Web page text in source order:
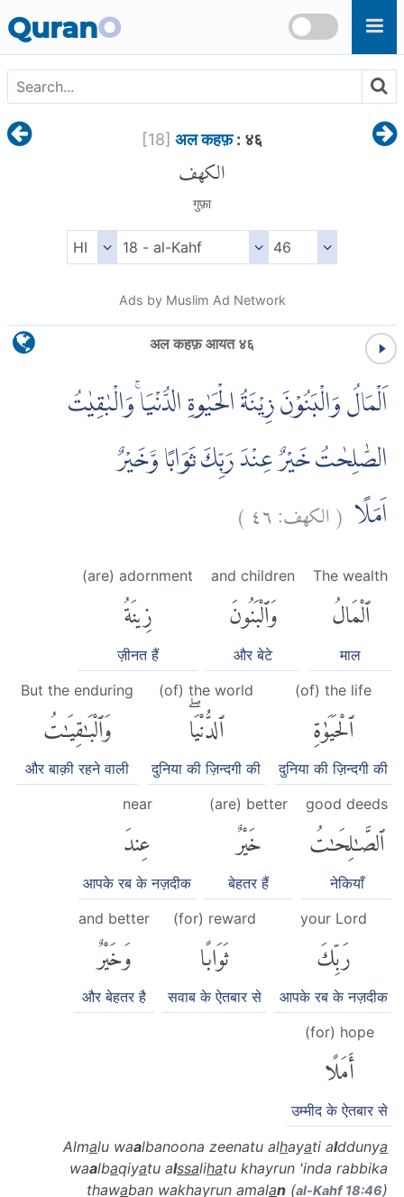
QuranO
[18] अल कहफ़: ४६
الكهف
गुफ़ा
Ads by Muslim Ad Network
अल कहफ़ आयत ४६
اَلْمَالُ وَالْبَنُوْنَ زِيْنَةُ الْحَيٰوةِ الدُّنْيَاۚ وَالْبٰقِيٰتُ
الصّٰلِحٰتُ خَيْرٌ عِنْدَ رَبِّكَ ثَوَابًا وَّخَيْرٌ
اَمَلًا (الكهف:٤٦)
The wealth
ٱلْمَالُ
माल
and children
وَٱلْبَنُونَ
और बेटे
(are) adornment
زِينَةُ
ज़ीनत हैं
(of) the life
ٱلْحَيَوٰةِ
दुनिया की ज़िन्दगी की
(of) the world
ٱلدُّنْيَاۖ
दुनिया की ज़िन्दगी की
But the enduring
وَٱلْبَٰقِيَٰتُ
और बाक़ी रहने वाली
good deeds
ٱلصَّٰلِحَٰتُ
नेकियाँ
(are) better
خَيْرٌ
बेहतर हैं
near
عِندَ
आपके रब के नज़दीक
your Lord
رَبِّكَ
आपके रब के नज़दीक
(for) reward
ثَوَابًا
सवाब के ऐतबार से
and better
وَخَيْرٌ
और बेहतर है
(for) hope
أَمَلًا
उम्मीद के ऐतबार से
Almalu waalbanoona zeenatu alhayati alddunya
waalbaqiyatu alssalihatu khayrun 'inda rabbika
thawaban wakhayrun amalan (al-Kahf 18:46)